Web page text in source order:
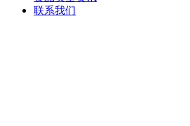
联系我们